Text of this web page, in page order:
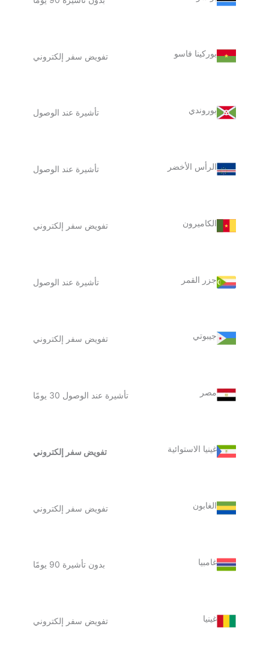
بوركينا فاسو تفويض سفر إلكتروني
بوروندي تأشيرة عند الوصول
الرأس الأخضر تأشيرة عند الوصول
الكاميرون تفويض سفر إلكتروني
جزر القمر تأشيرة عند الوصول
جيبوتي تفويض سفر إلكتروني
مصر تأشيرة عند الوصول 30 يومًا
غينيا الاستوائية تفويض سفر إلكتروني
الغابون تفويض سفر إلكتروني
غامبيا بدون تأشيرة 90 يومًا
غينيا تفويض سفر إلكتروني